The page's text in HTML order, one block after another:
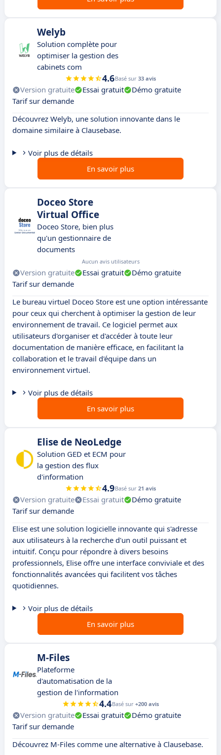
Welyb
Solution complète pour
optimiser la gestion des
cabinets com
4.6Basé sur 33 avis
Version gratuite Essai gratuit
Démo gratuite
Tarif sur demande
Découvrez Welyb, une solution innovante dans le
domaine similaire à Clausebase.
Voir plus de détails
En savoir plus
Doceo Store
Virtual Office
Doceo Store, bien plus
qu'un gestionnaire de
documents
Aucun avis utilisateurs
Version gratuite Essai gratuit
Démo gratuite
Tarif sur demande
Le bureau virtuel Doceo Store est une option intéressante
pour ceux qui cherchent à optimiser la gestion de leur
environnement de travail. Ce logiciel permet aux
utilisateurs d'organiser et d'accéder à toute leur
documentation de manière efficace, en facilitant la
collaboration et le travail d'équipe dans un
environnement virtuel.
Voir plus de détails
En savoir plus
Elise de NeoLedge
Solution GED et ECM pour
la gestion des flux
d'information
4.9Basé sur 21 avis
Version gratuite Essai gratuit
Démo gratuite
Tarif sur demande
Elise est une solution logicielle innovante qui s'adresse
aux utilisateurs à la recherche d'un outil puissant et
intuitif. Conçu pour répondre à divers besoins
professionnels, Elise offre une interface conviviale et des
fonctionnalités avancées qui facilitent vos tâches
quotidiennes.
Voir plus de détails
En savoir plus
M-Files
Plateforme
d'automatisation de la
gestion de l'information
4.4Basé sur +200 avis
Version gratuite Essai gratuit
Démo gratuite
Tarif sur demande
Découvrez M-Files comme une alternative à Clausebase.